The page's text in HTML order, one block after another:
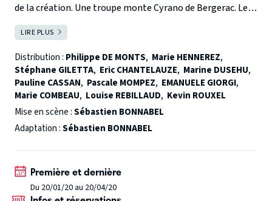
de la création. Une troupe monte Cyrano de Bergerac. Le
public assiste alors aux répétitions, à la vie des acteurs :
les doutes, les désirs, les peurs, de l’amour, de la mort. Et
puis règne le mystère de cette question, serions nous prêt
à revivre cette vie avec toutes ses joies et toutes ses
peines…Le théâtre immersif est un procédé
scénographique où le public est positionné au coeur de
l’action scénique. Spectacle non accessible aux personnes
en mobilité réduite, le spectacle impliquant des
LIRE PLUS
Distribution : Philippe DE MONTS, Marie HENNEREZ,
Stéphane GILETTA, Eric CHANTELAUZE, Marine DUSEHU,
Pauline CASSAN, Pascale MOMPEZ, EMANUELE GIORGI,
Marie COMBEAU, Louise REBILLAUD, Kevin ROUXEL
Mise en scène :Sébastien BONNABEL
Adaptation :Sébastien BONNABEL
Première et dernière
Du 20/01/20 au 20/04/20